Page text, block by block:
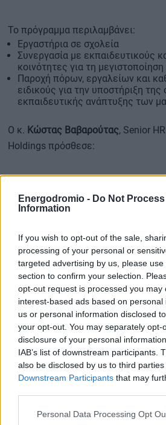
Energodromio - Do Not
Information
If you wish to opt-out of the sale,
processing of your personal or
targeted advertising by us, please
section to confirm your selection.
opt-out request is processed you may
interest-based ads based on
us or personal information disclosed
your opt-out. You may separately opt-
disclosure of your personal
IAB’s list of downstream participants.
also be disclosed by us to third
Downstream Participants that may
Personal Data Processing Opt
Το πρόγραμμα περιλαμβάνει:
Εργαστήρια σε σχολεία
Συνεργασία με εκπαιδευτικούς
κοινότητες για τη
Παροχή πόρων, εργαλείων και
ειδικούς για την υποστήριξη της
εκπαιδευτικής ανάπτυξης των
O κ. Κώστας Βαβαρούτας, Senior
Holdings πρόσθεσε:
«Η εταιρική κοινωνική ευθύνη
κομμάτι της Cenergy Holdings και
δίνεται η δυνατότητα να
κοινότητες όπου
δεξιότητες και την ψυχική υγεία
συμβάλλοντας έτσι στην
Βοιωτίας και Κορίνθου».
Η κ.Τατιάνα Μπλάτνικ ,Ιδρύτρια
δήλωσή της σημείωσε:
«Είμαστε ιδιαίτερα χαρούμενοι
την Cenergy Holdings, μια εταιρεία